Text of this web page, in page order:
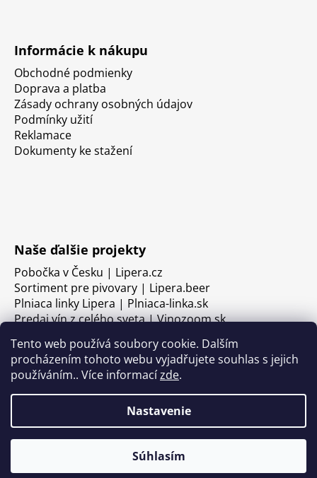
Tento web používá soubory cookie. Dalším
procházením tohoto webu vyjadřujete souhlas s jejich
používáním.. Více informacízde.
Nastavenie
Súhlasím
Informácie k nákupu
Obchodné podmienky
Doprava a platba
Zásady ochrany osobných údajov
Podmínky užití
Reklamace
Dokumenty ke stažení
Naše ďalšie projekty
Pobočka v Česku | Lipera.cz
Sortiment pre pivovary | Lipera.beer
Plniaca linky Lipera | Plniaca-linka.sk
Predaj vín z celého sveta | Vinozoom.sk
Vytvoril Shoptet